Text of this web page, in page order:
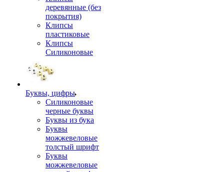
деревянные (без
покрытия)
Клипсы
пластиковые
Клипсы
Силиконовые
Буквы, цифры
Силиконовые
черные буквы
Буквы из бука
Буквы
можжевеловые
толстый шрифт
Буквы
можжевеловые